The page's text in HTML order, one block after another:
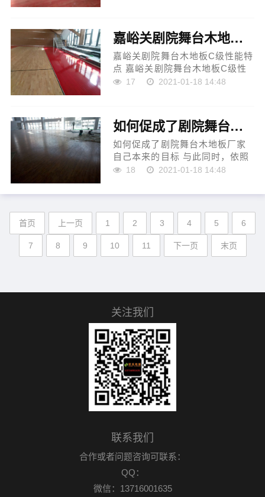
要身分。具有承重强度高... 嘉峪关剧院舞台木地板C级性能特点
嘉峪关剧院舞台木地板C级性能特
点 嘉峪关剧院舞台木地板C级性
能特征即防潮。但因是聚氯乙烯
等第大多高于***现行尺度...
17 2021-01-18 14:48
如何促成了剧院舞台木地板厂家自己本来的目标
如何促成了剧院舞台木地板厂家
自己本来的目标 与此同时，依照
剧院舞台木地板厂家的分析，门
为演的成果货币不是经过过程假
18 2021-01-18 14:48
首页 上一页 1 2 3 4 5 6
7 8 9 10 11 下一页 末页
关注我们
联系我们
合作或者问题咨询可联系：
QQ：
微信：13716001635